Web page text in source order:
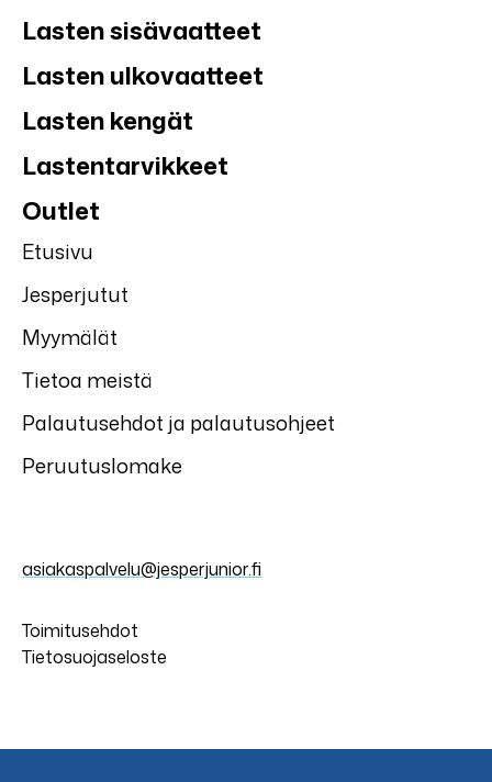
Lasten sisävaatteet
Lasten ulkovaatteet
Lasten kengät
Lastentarvikkeet
Outlet
Etusivu
Jesperjutut
Myymälät
Tietoa meistä
Palautusehdot ja palautusohjeet
Peruutuslomake
asiakaspalvelu@jesperjunior.fi
Toimitusehdot
Tietosuojaseloste